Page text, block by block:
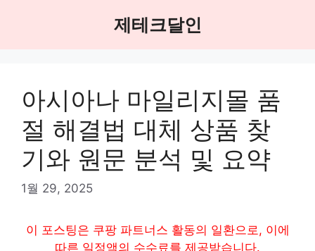
제테크달인
아시아나 마일리지몰 품
절 해결법 대체 상품 찾
기와 원문 분석 및 요약
1월 29, 2025
이 포스팅은 쿠팡 파트너스 활동의 일환으로, 이에
따른 일정액의 수수료를 제공받습니다.